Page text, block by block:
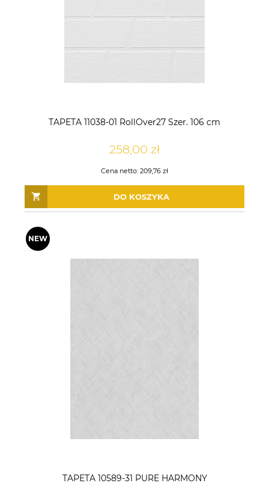
TAPETA 11038-01 RollOver27 Szer. 106 cm
258,00 zł
Cena netto: 209,76 zł
DO KOSZYKA
TAPETA 10589-31 PURE HARMONY